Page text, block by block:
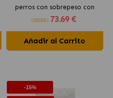
perros con sobrepeso con
pollo fresco
(DESDE) 73.69 €
Añadir al Carrito
-15%